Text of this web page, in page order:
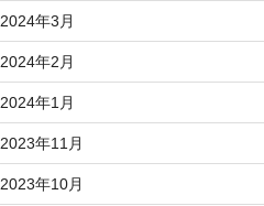
2024年3月
2024年2月
2024年1月
2023年11月
2023年10月